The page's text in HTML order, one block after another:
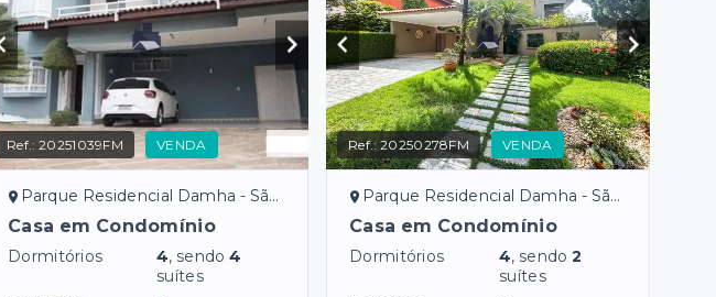
Ref.:20251039FM VENDA
Parque Residencial Damha - São José do Rio Preto/SP
Casa em Condomínio
Dormitórios 4, sendo4
suítes
Ref.:20250278FM VENDA
Parque Residencial Damha - São José do Rio Preto/SP
Casa em Condomínio
Dormitórios 4, sendo2
suítes